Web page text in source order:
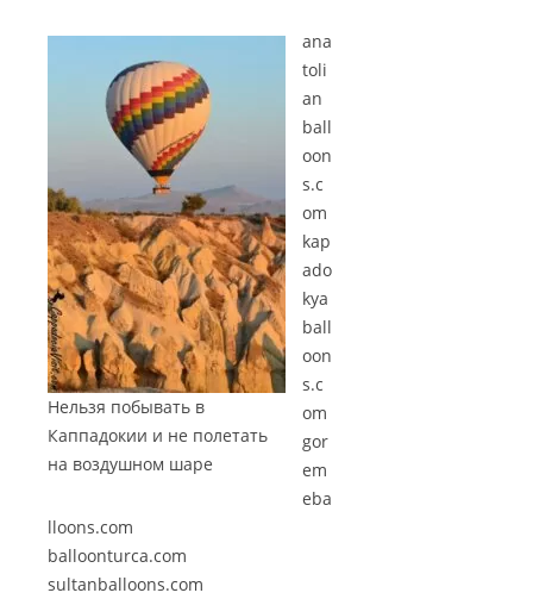
Нельзя побывать в
Каппадокии и не полетать
на воздушном шаре
ana
toli
an
ball
oon
s.c
om
kap
ado
kya
ball
oon
s.c
om
gor
em
eba
lloons.com
balloonturca.com
sultanballoons.com